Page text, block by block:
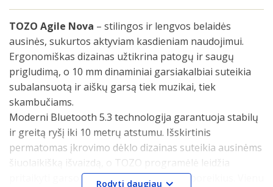
TOZO Agile Nova – stilingos ir lengvos belaidės
ausinės, sukurtos aktyviam kasdieniam naudojimui.
Ergonomiškas dizainas užtikrina patogų ir saugų
prigludimą, o 10 mm dinaminiai garsiakalbiai suteikia
subalansuotą ir aiškų garsą tiek muzikai, tiek
skambučiams.
Moderni Bluetooth 5.3 technologija garantuoja stabilų
ir greitą ryšį iki 10 metrų atstumu. Išskirtinis
permatomas įkrovimo dėklo dizainas suteikia ausinėms
šiuolaikišką išvaizdą, o TOZO programėlė leidžia
pritaikyti garso nustatymus pagal savo poreikius. Vienu
Rodyti daugiau